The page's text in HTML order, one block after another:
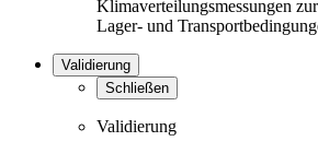
Klimaverteilungsmessungen
Lager- und
Validierung
Schließen
Validierung